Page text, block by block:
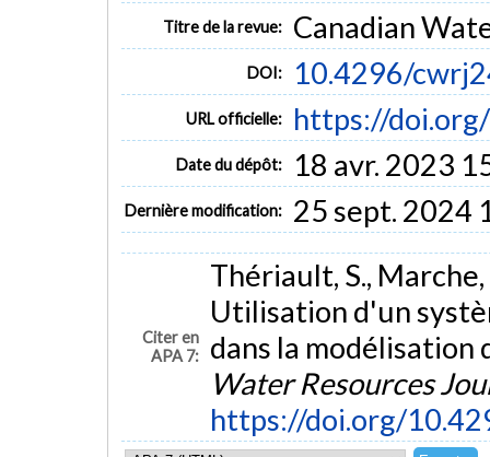
Titre de la revue: Canadian
DOI: 10.4296/
URL officielle: https://
Date du dépôt: 18 avr. 2023
Dernière modification: 25 sept. 2024
Citer en
APA 7:
Thériault, S., Marche,
Utilisation d'un
dans la modélisation
Water Resources
https://doi.org/